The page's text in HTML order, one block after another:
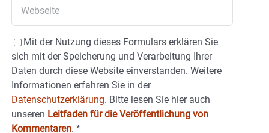
Mit der Nutzung dieses Formulars erklären Sie
sich mit der Speicherung und Verarbeitung Ihrer
Daten durch diese Website einverstanden. Weitere
Informationen erfahren Sie in der
Datenschutzerklärung. Bitte lesen Sie hier auch
unseren Leitfaden für die Veröffentlichung von
Kommentaren. *